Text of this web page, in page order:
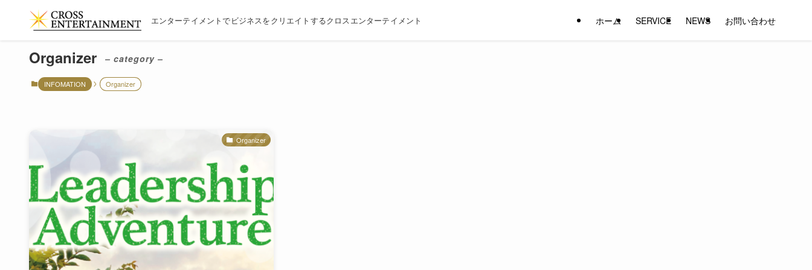
エンターテイメントでビジネスをクリエイトするクロスエンターテイメント ホーム SERVICE NEWS お問い合わせ
Organizer – category –
INFOMATION Organizer
Organizer